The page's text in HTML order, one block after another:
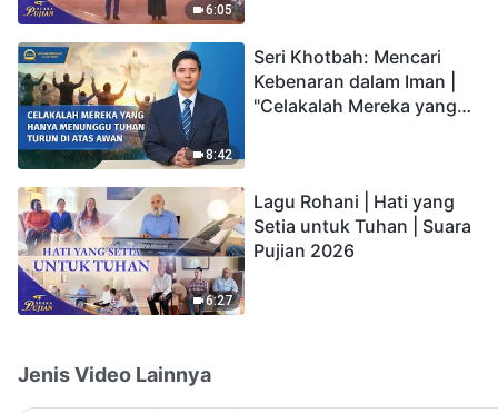
6:05
8:42
Seri Khotbah: Mencari
Kebenaran dalam Iman |
"Celakalah Mereka yang
6:27
Lagu Rohani | Hati yang
Setia untuk Tuhan | Suara
Pujian 2026
Jenis Video Lainnya